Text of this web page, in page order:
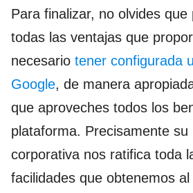
Para finalizar, no olvides
todas las ventajas que
necesario tener configurada
Google, de manera
que aproveches todos los
plataforma. Precisamente su
corporativa nos ratifica toda
facilidades que obtenemos